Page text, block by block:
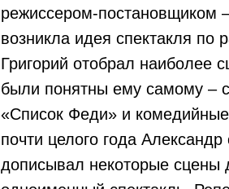
режиссером-постановщиком
возникла идея спектакля
Григорий отобрал наиболее
были понятны ему самому –
«Список Феди» и
почти целого года
дописывал некоторые сцены